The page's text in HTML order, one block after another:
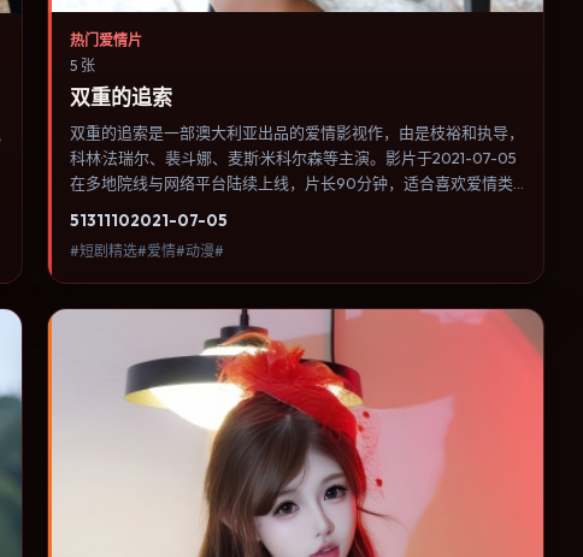
热门爱情片
5 张
双重的追索
双重的追索是一部澳大利亚出品的爱情影视作，由是枝裕和执导，
科林·法瑞尔、裴斗娜、麦斯·米科尔森等主演。影片于2021-07-05
在多地院线与网络平台陆续上线，片长90分钟，适合喜欢爱情类
选择与情节推进，节奏与视听语言统一，可作为休闲观影或类型片
补片的选择。
51311102021-07-05
#短剧精选#爱情#动漫#